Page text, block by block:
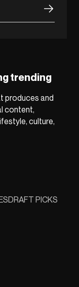
trending
produces and
content,
culture,
DRAFT PICKS